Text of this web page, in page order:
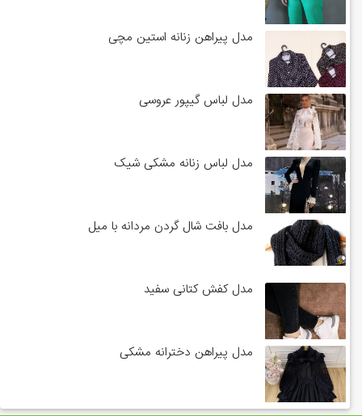
مدل پیراهن زنانه استین مچی
مدل لباس گیپور عروسی
مدل لباس زنانه مشکی شیک
مدل بافت شال گردن مردانه با میل
مدل کفش کتانی سفید
مدل پیراهن دخترانه مشکی